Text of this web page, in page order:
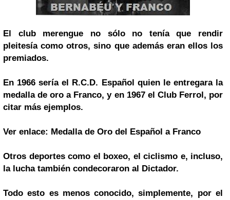
El club merengue no sólo no tenía que rendir
pleitesía como otros, sino que además eran ellos los
premiados.
En 1966 sería el R.C.D. Español quien le entregara la
medalla de oro a Franco, y en 1967 el Club Ferrol, por
citar más ejemplos.
Ver enlace: Medalla de Oro del Español a Franco
Otros deportes como el boxeo, el ciclismo e, incluso,
la lucha también condecoraron al Dictador.
Todo esto es menos conocido, simplemente, por el